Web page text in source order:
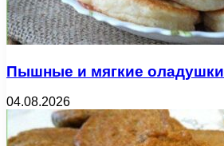
Пышные и мягкие оладушки
04.08.2026